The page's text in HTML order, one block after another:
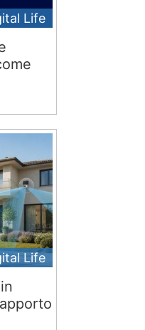
Life
Life